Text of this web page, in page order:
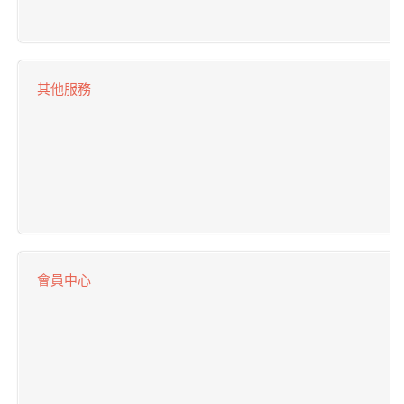
其他服務
會員中心